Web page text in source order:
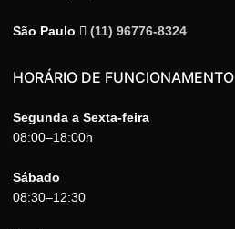
São Paulo (11) 96776-8324
HORÁRIO DE FUNCIONAMENTO
Segunda a Sexta-feira
08:00–18:00h
Sábado
08:30–12:30